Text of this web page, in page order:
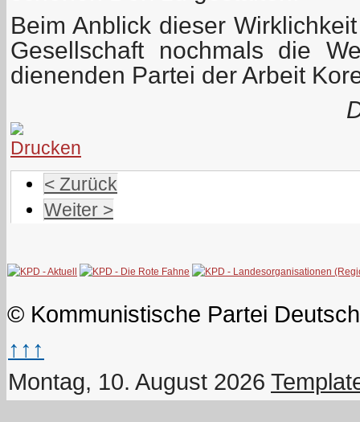
Beim Anblick dieser
Gesellschaft nochmals die
dienenden Partei der Arbeit
< Zurück
Weiter >
© Kommunistische Partei
↑↑↑
Montag, 10. August 2026